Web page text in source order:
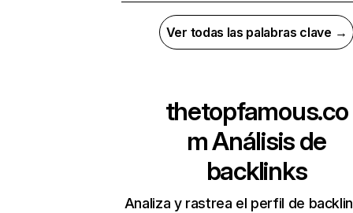
Ver todas las palabras clave →
thetopfamous.co
mAnálisis de
backlinks
Analiza y rastrea el perfil de